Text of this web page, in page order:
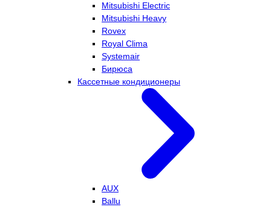
Mitsubishi Electric
Mitsubishi Heavy
Rovex
Royal Clima
Systemair
Бирюса
Кассетные кондиционеры
AUX
Ballu